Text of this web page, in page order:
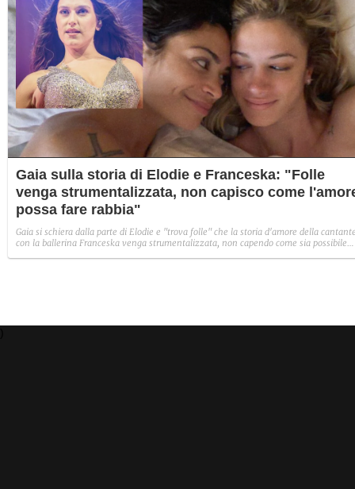
Gaia sulla storia di Elodie e Franceska: "Folle
venga strumentalizzata, non capisco come
possa fare rabbia"
Gaia si schiera dalla parte di Elodie e "trova folle" che la storia d'amore della
con la ballerina Franceska venga strumentalizzata, non capendo come sia possibile